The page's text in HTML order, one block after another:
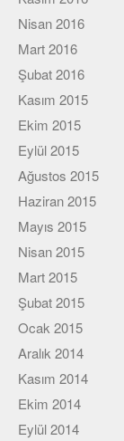
Nisan 2016
Mart 2016
Şubat 2016
Kasım 2015
Ekim 2015
Eylül 2015
Ağustos 2015
Haziran 2015
Mayıs 2015
Nisan 2015
Mart 2015
Şubat 2015
Ocak 2015
Aralık 2014
Kasım 2014
Ekim 2014
Eylül 2014